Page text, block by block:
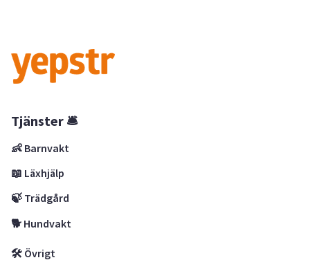
Tjänster 🛎
👶 Barnvakt
📖 Läxhjälp
🍃 Trädgård
🐕 Hundvakt
🛠 Övrigt